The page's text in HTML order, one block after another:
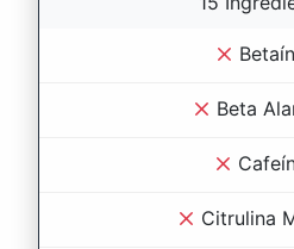
Beta
Citrulina